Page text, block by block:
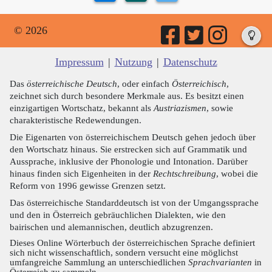
© 2026
Impressum | Nutzung | Datenschutz
Das österreichische Deutsch, oder einfach Österreichisch,
zeichnet sich durch besondere Merkmale aus. Es besitzt einen
einzigartigen Wortschatz, bekannt als Austriazismen, sowie
charakteristische Redewendungen.
Die Eigenarten von österreichischem Deutsch gehen jedoch über
den Wortschatz hinaus. Sie erstrecken sich auf Grammatik und
Aussprache, inklusive der Phonologie und Intonation. Darüber
hinaus finden sich Eigenheiten in der Rechtschreibung, wobei die
Reform von 1996 gewisse Grenzen setzt.
Das österreichische Standarddeutsch ist von der Umgangssprache
und den in Österreich gebräuchlichen Dialekten, wie den
bairischen und alemannischen, deutlich abzugrenzen.
Dieses Online Wörterbuch der österreichischen Sprache definiert
sich nicht wissenschaftlich, sondern versucht eine möglichst
umfangreiche Sammlung an unterschiedlichen Sprachvarianten in